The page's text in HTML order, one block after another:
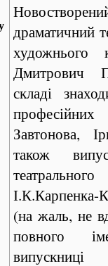
драматичний
художнього
Дмитрович
складі
Завтонова,
також
(на жаль, не
повного